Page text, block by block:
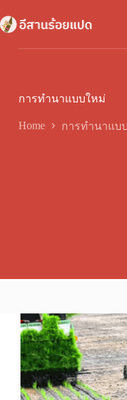
to
content
การทำนาแบบใหม่
Home การทำนาแบ